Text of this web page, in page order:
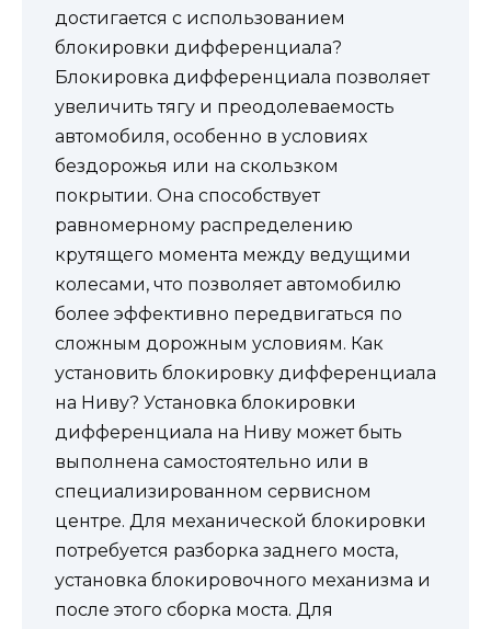
достигается с использованием
блокировки дифференциала?
Блокировка дифференциала позволяет
увеличить тягу и преодолеваемость
автомобиля, особенно в условиях
бездорожья или на скользком
покрытии. Она способствует
равномерному распределению
крутящего момента между ведущими
колесами, что позволяет автомобилю
более эффективно передвигаться по
сложным дорожным условиям. Как
установить блокировку дифференциала
на Ниву? Установка блокировки
дифференциала на Ниву может быть
выполнена самостоятельно или в
специализированном сервисном
центре. Для механической блокировки
потребуется разборка заднего моста,
установка блокировочного механизма и
после этого сборка моста. Для